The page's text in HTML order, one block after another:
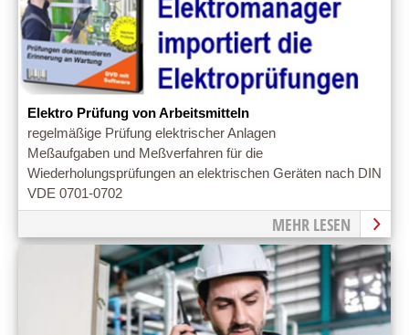
Elektro Prüfung von Arbeitsmitteln
regelmäßige Prüfung elektrischer Anlagen
Meßaufgaben und Meßverfahren für die
Wiederholungsprüfungen an elektrischen Geräten nach DIN
VDE 0701-0702
MEHR LESEN